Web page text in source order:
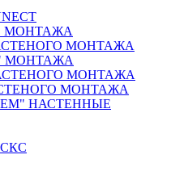
МОНТАЖА
МОНТАЖА
МОНТАЖА
МОНТАЖА
МОНТАЖА
НАСТЕННЫЕ